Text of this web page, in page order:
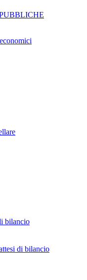
bilancio
di bilancio